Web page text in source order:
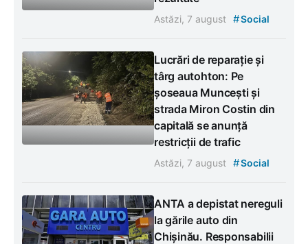
Astăzi, 7 august #Social
Lucrări de reparație și
târg autohton: Pe
șoseaua Muncești și
strada Miron Costin din
capitală se anunță
restricții de trafic
Astăzi, 7 august #Social
ANTA a depistat nereguli
la gările auto din
Chișinău. Responsabilii